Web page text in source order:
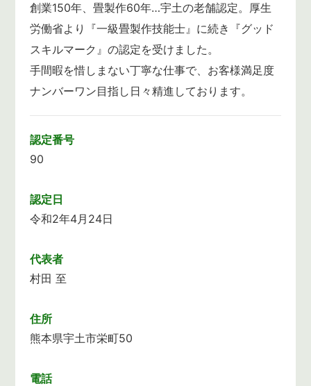
創業150年、畳製作60年…宇土の老舗認定。厚生
労働省より『一級畳製作技能士』に続き『グッド
スキルマーク』の認定を受けました。
手間暇を惜しまない丁寧な仕事で、お客様満足度
ナンバーワン目指し日々精進しております。
認定番号
90
認定日
令和2年4月24日
代表者
村田 至
住所
熊本県宇土市栄町50
電話